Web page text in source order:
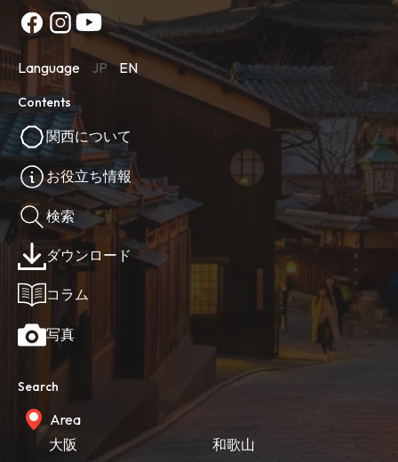
Language JP EN
Contents
関西について
お役立ち情報
検索
ダウンロード
コラム
写真
Search
Area
大阪
和歌山